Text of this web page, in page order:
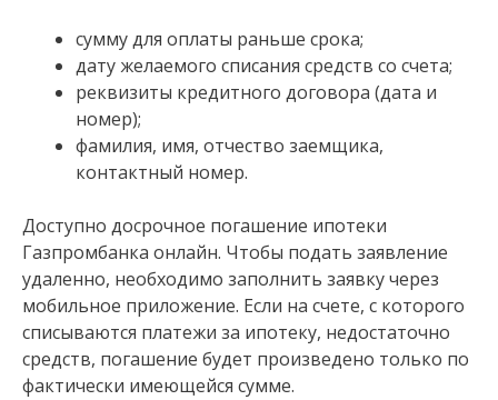
сумму для оплаты раньше срока;
дату желаемого списания средств со счета;
реквизиты кредитного договора (дата и
номер);
фамилия, имя, отчество заемщика,
контактный номер.
Доступно досрочное погашение ипотеки
Газпромбанка онлайн. Чтобы подать заявление
удаленно, необходимо заполнить заявку через
мобильное приложение. Если на счете, с которого
списываются платежи за ипотеку, недостаточно
средств, погашение будет произведено только по
фактически имеющейся сумме.